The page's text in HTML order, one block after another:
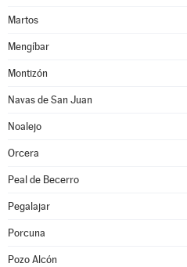
Martos
Mengíbar
Montizón
Navas de San Juan
Noalejo
Orcera
Peal de Becerro
Pegalajar
Porcuna
Pozo Alcón